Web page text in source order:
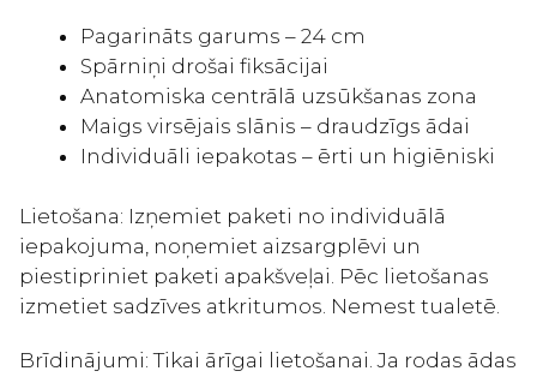
Pagarināts garums – 24 cm
Spārniņi drošai fiksācijai
Anatomiska centrālā uzsūkšanas zona
Maigs virsējais slānis – draudzīgs ādai
Individuāli iepakotas – ērti un higiēniski
Lietošana: Izņemiet paketi no individuālā
iepakojuma, noņemiet aizsargplēvi un
piestipriniet paketi apakšveļai. Pēc lietošanas
izmetiet sadzīves atkritumos. Nemest tualetē.
Brīdinājumi: Tikai ārīgai lietošanai. Ja rodas ādas